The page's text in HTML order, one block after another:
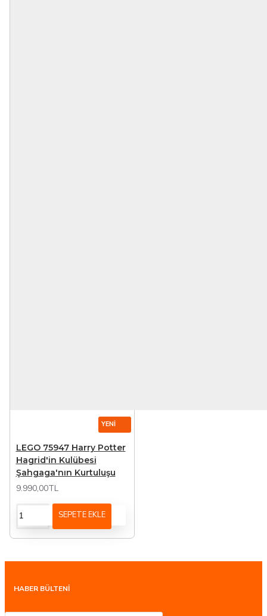
YENI
LEGO 75947 Harry Potter
Hagrid'in Kulübesi
Şahgaga'nın Kurtuluşu
9.990,00TL
SEPETE EKLE
HABER BÜLTENİ